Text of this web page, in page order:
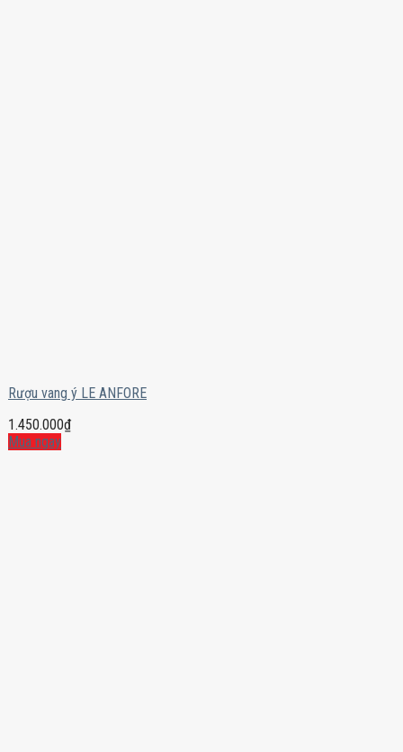
Rượu vang ý LE ANFORE
1.450.000₫
Mua ngay